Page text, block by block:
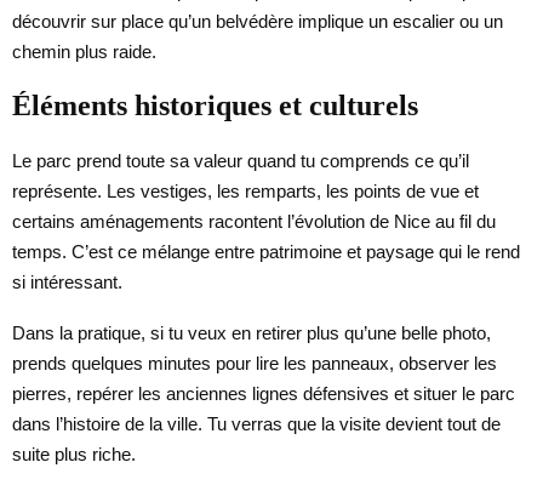
découvrir sur place qu’un belvédère implique un escalier ou un
chemin plus raide.
Éléments historiques et culturels
Le parc prend toute sa valeur quand tu comprends ce qu’il
représente. Les vestiges, les remparts, les points de vue et
certains aménagements racontent l’évolution de Nice au fil du
temps. C’est ce mélange entre patrimoine et paysage qui le rend
si intéressant.
Dans la pratique, si tu veux en retirer plus qu’une belle photo,
prends quelques minutes pour lire les panneaux, observer les
pierres, repérer les anciennes lignes défensives et situer le parc
dans l’histoire de la ville. Tu verras que la visite devient tout de
suite plus riche.